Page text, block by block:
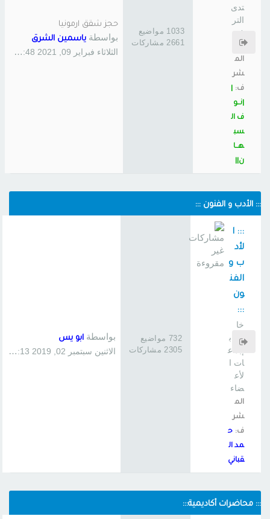
تدى
التر
فيه
ي
الم
شر
ف:
|نــو
ف ال
سب
هــا
ن||
1033 مواضيع
2661 مشاركات
حجز شقق ارمونيا
بواسطة ياسمين الشرق
الثلاثاء فبراير 09, 2021 12:48 pm
::: الأدب و الفنون :::
::: ا
لأد
ب و
الفن
ون
:::
خا
ص ب
إبداع
ات ا
لأع
ضاء
الم
شر
ف: ح
مد ال
قباني
732 مواضيع
2305 مشاركات
بواسطة ابو يس
الاثنين سبتمبر 02, 2019 1:13 pm
::: محاضرات أكاديمية:::